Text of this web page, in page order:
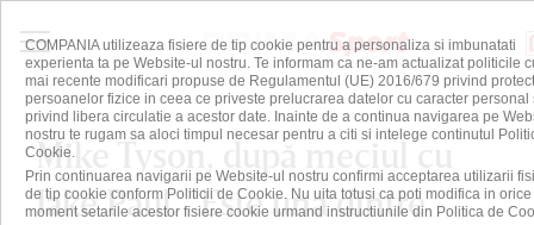
Mike Tyson, după meciul cu
Jake Paul. ”Este una dintre
COMPANIA utilizeaza fisiere de tip cookie pentru a personaliza si imbunatati
experienta ta pe Website-ul nostru. Te informam ca ne-am actualizat politicile
mai recente modificari propuse de Regulamentul (UE) 2016/679 privind
persoanelor fizice in ceea ce priveste prelucrarea datelor cu caracter personal
privind libera circulatie a acestor date. Inainte de a continua navigarea pe
nostru te rugam sa aloci timpul necesar pentru a citi si intelege continutul
Cookie.
Prin continuarea navigarii pe Website-ul nostru confirmi acceptarea utilizarii
de tip cookie conform Politicii de Cookie. Nu uita totusi ca poti modifica in orice
moment setarile acestor fisiere cookie urmand instructiunile din Politica de